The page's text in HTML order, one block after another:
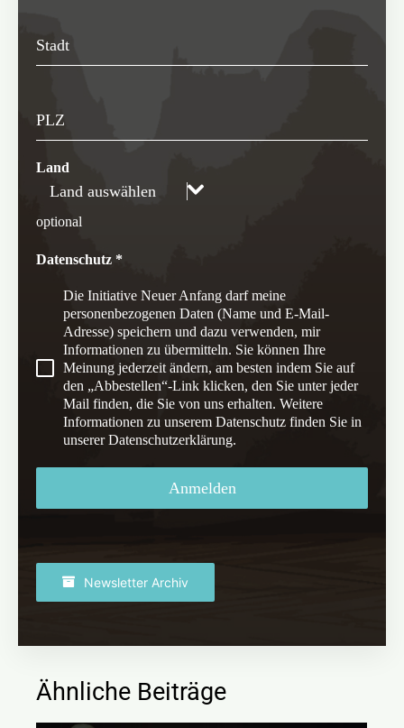
Stadt
PLZ
Land
Land auswählen
optional
Datenschutz*
Die Initiative Neuer Anfang darf meine
personenbezogenen Daten (Name und E-Mail-
Adresse) speichern und dazu verwenden, mir
Informationen zu übermitteln. Sie können Ihre
Meinung jederzeit ändern, am besten indem Sie auf
den „Abbestellen“-Link klicken, den Sie unter jeder
Mail finden, die Sie von uns erhalten. Weitere
Informationen zu unserem Datenschutz finden Sie in
unserer Datenschutzerklärung.
Anmelden
Newsletter Archiv
Ähnliche Beiträge